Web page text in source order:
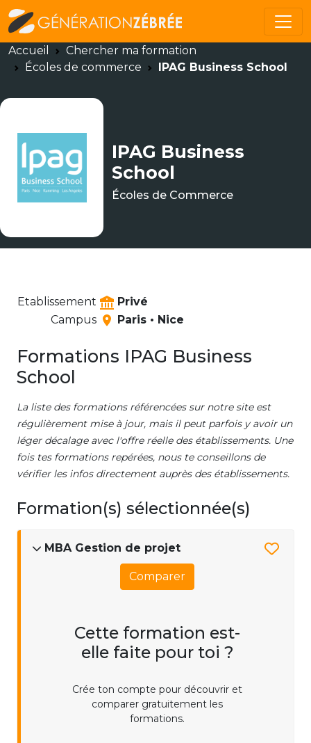
Accueil
Chercher ma formation
Écoles de commerce
IPAG Business School
IPAG Business
School
Écoles de Commerce
Etablissement
Privé
Campus
Paris • Nice
Formations IPAG Business
School
La liste des formations référencées sur notre site est
régulièrement mise à jour, mais il peut parfois y avoir un
léger décalage avec l'offre réelle des établissements. Une
fois tes formations repérées, nous te conseillons de
vérifier les infos directement auprès des établissements.
Formation(s) sélectionnée(s)
MBA Gestion de projet
Comparer
Cette formation est-
elle faite pour toi ?
Crée ton compte pour découvrir et
comparer gratuitement les
formations.